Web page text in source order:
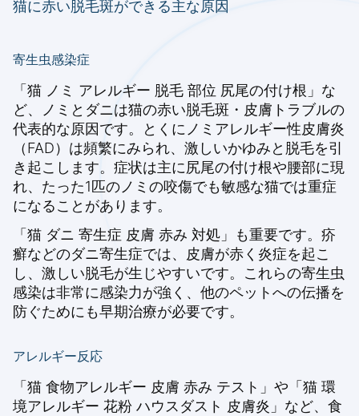
猫に赤い脱毛斑ができる主な原因
寄生虫感染症
「猫 ノミ アレルギー 脱毛 部位 尻尾の付け根」な
ど、ノミとダニは猫の赤い脱毛斑・皮膚トラブルの
代表的な原因です。とくにノミアレルギー性皮膚炎
（FAD）は頻繁にみられ、激しいかゆみと脱毛を引
き起こします。症状は主に尻尾の付け根や腰部に現
れ、たった1匹のノミの咬傷でも敏感な猫では重症
になることがあります。
「猫 ダニ 寄生症 皮膚 赤み 対処」も重要です。疥
癬などのダニ寄生症では、皮膚が赤く炎症を起こ
し、激しい脱毛が生じやすいです。これらの寄生虫
感染は非常に感染力が強く、他のペットへの伝播を
防ぐためにも早期治療が必要です。
アレルギー反応
「猫 食物アレルギー 皮膚 赤み テスト」や「猫 環
境アレルギー 花粉 ハウスダスト 皮膚炎」など、食